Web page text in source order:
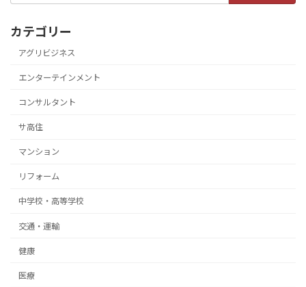
カテゴリー
アグリビジネス
エンターテインメント
コンサルタント
サ高住
マンション
リフォーム
中学校・高等学校
交通・運輸
健康
医療